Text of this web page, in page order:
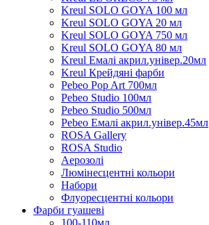
Kreul SOLO GOYA 100 мл
Kreul SOLO GOYA 20 мл
Kreul SOLO GOYA 750 мл
Kreul SOLO GOYA 80 мл
Kreul Емалі акрил.універ.20мл
Kreul Крейдяні фарби
Pebeo Pop Art 700мл
Pebeo Studio 100мл
Pebeo Studio 500мл
Pebeo Емалі акрил.універ.45мл
ROSA Gallery
ROSA Studio
Аерозолі
Люмінесцентні кольори
Набори
Флуоресцентні кольори
Фарби гуашеві
100-110мл